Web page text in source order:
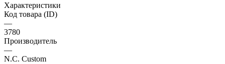
Характеристики
Код товара (ID)
—
3780
Производитель
—
N.C. Custom